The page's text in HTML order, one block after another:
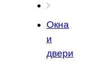
Окна
и
двери